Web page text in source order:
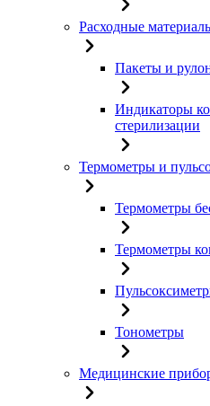
Расходные
Пакеты и
Индикаторы
стерилизации
Термометры и
Термометры
Термометры
Тонометры
Медицинские